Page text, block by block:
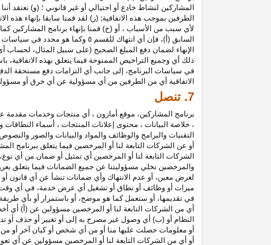
المشاركين لنشاط خادع أو احتيالي أو غير قانوني ؛ (و) نعتقد
الطرفين بموجب هذه الاتفاقية; (ز) لقد قمنا سابقا بإنهاء
لأي سبب من الأسباب ، أو (ح) قمنا بإنهاء برنامج
السابق (أ)، فإن أي انتهاك للقسم
الإنهاء لضمان دفع المبلغ الصحيح (على سبيل المثال، لحساب
ذلك أي وجميع التراخيص الممنوحة فيما يتعلق بهذه
الاتفاقية،
في سياسات البرنامج، إلى جانب أي التزامات دفع مستحقة
الاتفاقية أي من الطرفين من أي مسؤولية عن أي خرق أو
7. تنصل
برنامج المشاركين، موقع أمازون ، أي منتجات وخدمات مقدمة
، خلاصة البيانات ، محتوى إعلانات المنتجات ، أسماء النطاقات
التقنيات والبرامج والوظائف والمواد والبيانات والصور
أو عن الشركات التابعة لنا أو المرخصين فيما يتعلق
الشركات التابعة لنا أو المرخصين أي تمثيل أو ضمان من أي
والمرخصين نخلي مسؤوليتنا عن جميع الضمانات فيما يتعلق
لغرض معين، أو عدم الانتهاك وأي ضمانات تنشأ عن أي قانون أو
ميزات أو وظائف أو نطاق أو تشغيل أي عرض خدمة، في أي وقت
في تقديمها، أو ستعمل كما هو موضح، أو باستمرار أو بأي
أي من الشركات التابعة لنا أو المرخصين مسؤولين عن (أ) أي
النظام أو (ب) أي وصول غير مصرح به إلى أو تغيير أو حذف أو
أو معلومات حصلت عليها منا أو من أي شخص أو كيان آخر أو
أو أي من الشركات التابعة لنا أو المرخصين مسؤولين عن أي